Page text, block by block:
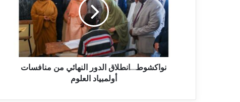
نواكشوط…انطلاق الدور النهائي من منافسات
أولمبياد العلوم